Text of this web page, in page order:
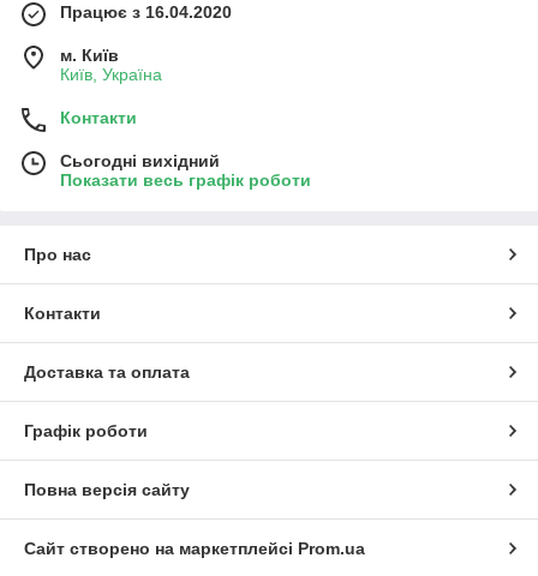
Працює з 16.04.2020
м. Київ
Київ, Україна
Контакти
Сьогодні вихідний
Показати весь графік роботи
Про нас
Контакти
Доставка та оплата
Графік роботи
Повна версія сайту
Сайт створено на маркетплейсі Prom.ua